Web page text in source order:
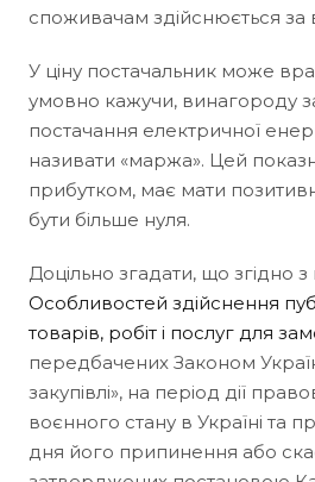
споживачам здійснюється за
У ціну постачальник може
умовно кажучи, винагороду
постачання електричної
називати «маржа». Цей
прибутком, має мати
бути більше нуля.
Доцільно згадати, що згідно з
Особливостей здійснення
товарів, робіт і послуг для
передбачених Законом
закупівлі», на період дії
воєнного стану в Україні та
дня його припинення або